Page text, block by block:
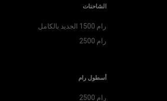
الشاحنات
رام 1500 الجديد بالكامل
رام 2500
أسطول رام
رام 2500